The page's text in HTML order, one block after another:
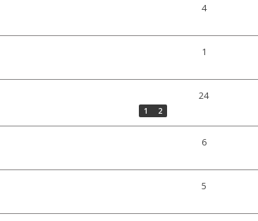
4
1
1 2
24
6
5